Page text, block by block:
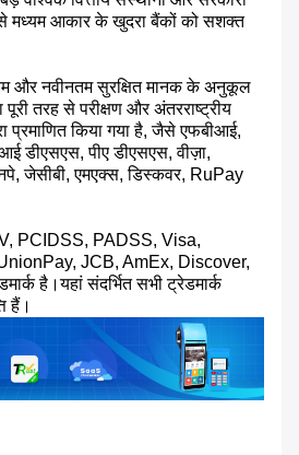
मध्यम आकार के खुदरा बैंकों को सशक्त
और नवीनतम सुरक्षित मानक के अनुकूल
तरह से परीक्षण और अंतरराष्ट्रीय
प्रमाणित किया गया है, जैसे एफबीआई,
डीएसएस, पीए डीएसएस, वीज़ा,
जेसीबी, एमएक्स, डिस्कवर, RuPay
PCIDSS, PADSS, Visa,
JCB, AmEx, Discover,
है।यहां संदर्भित सभी ट्रेडमार्क
हैं।